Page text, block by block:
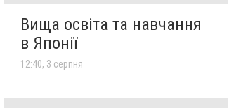
Вища освіта та навчання
в Японії
12:40, 3 серпня